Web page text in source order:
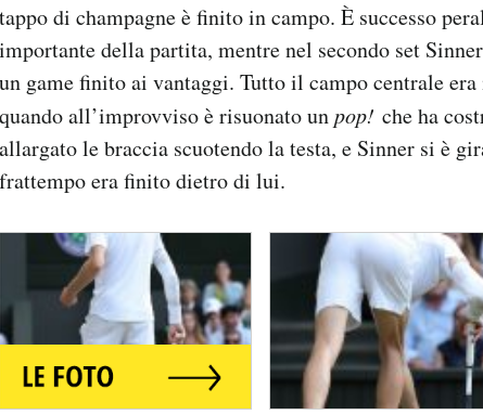
tappo di champagne è finito in campo. È successo
importante della partita, mentre nel secondo set
un game finito ai vantaggi. Tutto il campo centrale
quando all’improvviso è risuonato unpop! che ha
allargato le braccia scuotendo la testa, e Sinner si è
frattempo era finito dietro di lui.